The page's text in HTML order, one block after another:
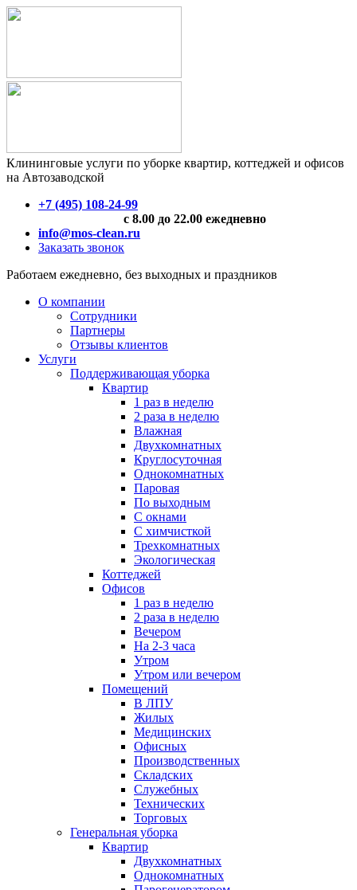
Клининговые услуги по уборке квартир, коттеджей и офисов
на Автозаводской
+7 (495) 108-24-99
с 8.00 до 22.00 ежедневно
info@mos-clean.ru
Заказать звонок
Работаем ежедневно, без выходных и праздников
О компании
Сотрудники
Партнеры
Отзывы клиентов
Услуги
Поддерживающая уборка
Квартир
1 раз в неделю
2 раза в неделю
Влажная
Двухкомнатных
Круглосуточная
Однокомнатных
Паровая
По выходным
С окнами
С химчисткой
Трехкомнатных
Экологическая
Коттеджей
Офисов
1 раз в неделю
2 раза в неделю
Вечером
На 2-3 часа
Утром
Утром или вечером
Помещений
В ЛПУ
Жилых
Медицинских
Офисных
Производственных
Складских
Служебных
Технических
Торговых
Генеральная уборка
Квартир
Двухкомнатных
Однокомнатных